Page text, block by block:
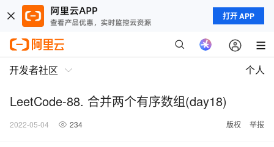
打开 APP
开发者社区 个人
LeetCode-88. 合并两个有序数组(day18)
2022-05-04 234 版权 举报